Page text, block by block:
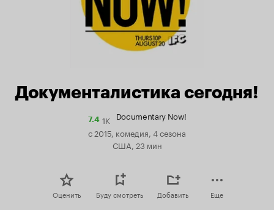
Документалистика сегодня!
7.4Рейтинг
Кинопоиска
1K Documentary Now!
с 2015, комедия, 4 сезона
США, 23 мин
Оценить Буду смотреть Добавить Еще